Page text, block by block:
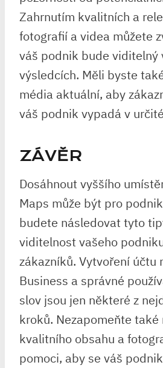
Zahrnutím kvalitních a
fotografií a videa můžete
váš podnik bude viditelný
výsledcích. Měli byste
média aktuální, aby
váš podnik vypadá v
ZÁVĚR
Dosáhnout vyššího
Maps může být pro
budete následovat tyto
viditelnost vašeho
zákazníků. Vytvoření účtu
Business a správné
slov jsou jen některé z
kroků. Nezapomeňte
kvalitního obsahu a
pomoci, aby se váš